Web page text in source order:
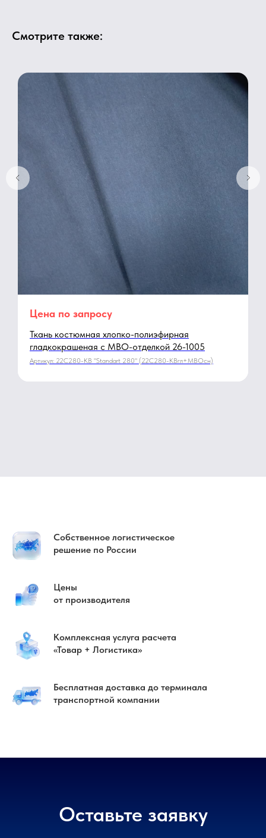
Смотрите также:
Ткань костюмная хлопко-полиэфирная
гладкокрашеная с МВО-отделкой 26-1005
Артикул: 22С280-КВ "Standart 280" (22С280-КВгл+МВОсн)
Цена по запросу
Собственное логистическое
решение по России
Цены
от производителя
Комплексная услуга расчета
«Товар + Логистика»
Бесплатная доставка до терминала
транспортной компании
Оставьте заявку